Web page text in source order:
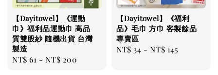
【Dayitowel】《運動
巾》福利品運動巾 高品
質雙股紗 隨機出貨 台灣
製造
Regular
NT$ 61 -NT$ 200
【Dayitowel】《福利
品》毛巾 方巾 客製餘品
專賣區
Regular
NT$ 34 -NT$ 145